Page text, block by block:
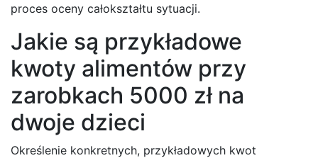
proces oceny całokształtu sytuacji.
Jakie są przykładowe
kwoty alimentów przy
zarobkach 5000 zł na
dwoje dzieci
Określenie konkretnych, przykładowych kwot